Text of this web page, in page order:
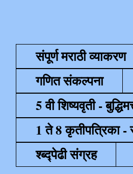
संपूर्ण मराठी व्याकरण
गणित संकल्पना
5 वी शिष्यवृती -
1 ते 8 कृतीपत्रिका -
श्ब्द्पेढी संग्रह